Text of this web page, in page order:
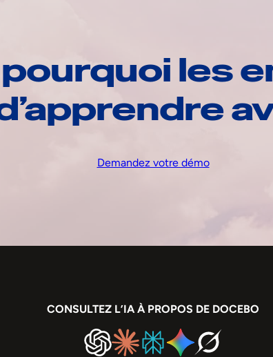
les
Demandez votre démo
CONSULTEZ L’IA À PROPOS DE DOCEBO